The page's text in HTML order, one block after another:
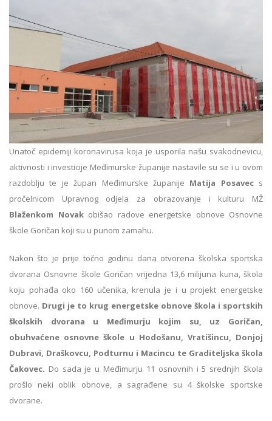
Unatoč epidemiji koronavirusa koja je usporila našu svakodnevicu,
aktivnosti i investicije Međimurske županije nastavile su se i u ovom
razdoblju te je župan Međimurske županije Matija Posavecs
pročelnicom Upravnog odjela za obrazovanje i kulturu MŽ
Blaženkom Novakobišao radove energetske obnove Osnovne
škole Goričan koji su u punom zamahu.
Nakon što je prije točno godinu dana otvorena školska sportska
dvorana Osnovne škole Goričan vrijedna 13,6 milijuna kuna, škola
koju pohađa oko 160 učenika, krenula je i u projekt energetske
obnove. Drugi je to krug energetske obnove škola i sportskih
školskih dvorana u Međimurju kojim su, uz Goričan,
obuhvaćene osnovne škole u Hodošanu, Vratišincu, Donjoj
Dubravi, Draškovcu, Podturnu i Macincu te Graditeljska škola
Čakovec. Do sada je u Međimurju 11 osnovnih i 5 srednjih škola
prošlo neki oblik obnove, a sagrađene su 4 školske sportske
dvorane.